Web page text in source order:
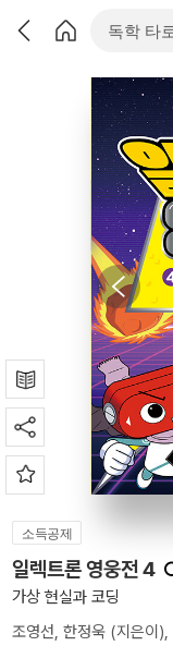
소득공제
일렉트론 영웅전 4
가상 현실과 코딩
조영선, 한정욱 (지은이),